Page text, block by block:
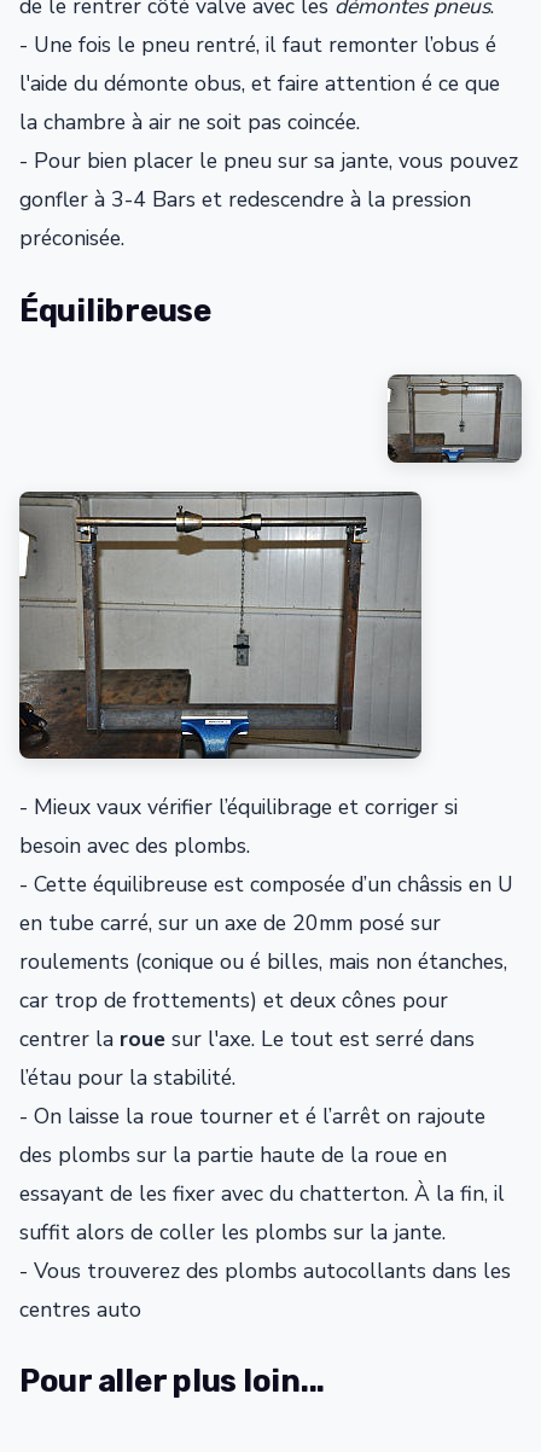
de le rentrer côté valve avec les démontes pneus.
- Une fois le pneu rentré, il faut remonter l’obus é
l'aide du démonte obus, et faire attention é ce que
la chambre à air ne soit pas coincée.
- Pour bien placer le pneu sur sa jante, vous pouvez
gonfler à 3-4 Bars et redescendre à la pression
préconisée.
Équilibreuse
- Mieux vaux vérifier l’équilibrage et corriger si
besoin avec des plombs.
- Cette équilibreuse est composée d’un châssis en U
en tube carré, sur un axe de 20mm posé sur
roulements (conique ou é billes, mais non étanches,
car trop de frottements) et deux cônes pour
centrer la roue sur l'axe. Le tout est serré dans
l’étau pour la stabilité.
- On laisse la roue tourner et é l’arrêt on rajoute
des plombs sur la partie haute de la roue en
essayant de les fixer avec du chatterton. À la fin, il
suffit alors de coller les plombs sur la jante.
- Vous trouverez des plombs autocollants dans les
centres auto
Pour aller plus loin...